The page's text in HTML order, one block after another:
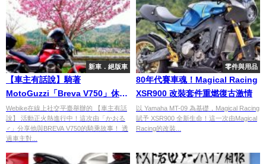
新車．絕版車
【車主有話說】騎著
MotoGuzzi「Breva V750」休閒
遨遊
Webike在線上社交平臺舉辦的 【車主有話
說】 活動正火熱進行中！這次由「かおる
♂」分享他與BREVA V750的騎乘故事！ 透
過車主對...
零件與用品
80年代賽車魂！Magical Racing
XSR900 改裝套件重燃復古激情
以 Yamaha MT-09 為基礎，Magical Racing
賦予 XSR900 全新生命！這一次由Magical
Racing的改裝...